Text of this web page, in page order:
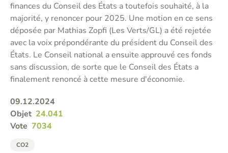
finances du Conseil des États a toutefois souhaité, à la
majorité, y renoncer pour 2025. Une motion en ce sens
déposée par Mathias Zopfi (Les Verts/GL) a été rejetée
avec la voix prépondérante du président du Conseil des
États. Le Conseil national a ensuite approuvé ces fonds
sans discussion, de sorte que le Conseil des États a
finalement renoncé à cette mesure d'économie.
09.12.2024
Objet 24.041
Vote 7034
CO2